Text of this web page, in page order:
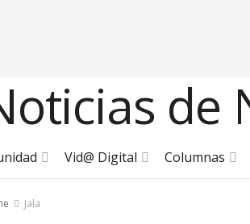
Vid@ Digital Columnas
Jala